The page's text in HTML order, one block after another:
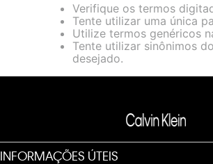
fornecer a você toda a funcionalidade do
entre outros, a capacidade de comprar um
loja virtual. Para maiores informações sobre
Cookies acesse o link.
Verifique os termos
Tente utilizar uma única
Utilize termos genéricos
Tente utilizar sinônimos
desejado.
INFORMAÇÕES ÚTEIS